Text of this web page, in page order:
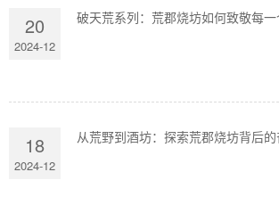
20
2024-12
破天荒系列：荒郡烧坊如何致敬每一
18
2024-12
从荒野到酒坊：探索荒郡烧坊背后的